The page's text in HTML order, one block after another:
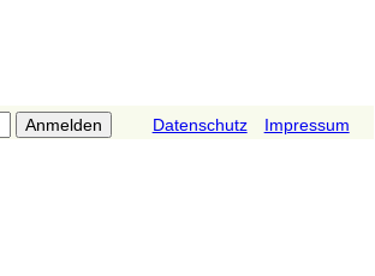
Datenschutz Impressum